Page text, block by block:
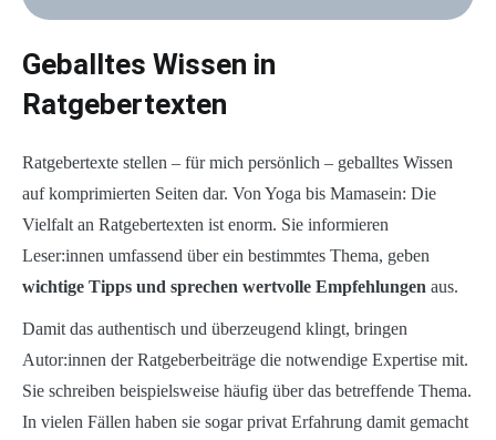
Geballtes Wissen in
Ratgebertexten
Ratgebertexte stellen – für mich persönlich – geballtes Wissen
auf komprimierten Seiten dar. Von Yoga bis Mamasein: Die
Vielfalt an Ratgebertexten ist enorm. Sie informieren
Leser:innen umfassend über ein bestimmtes Thema, geben
wichtige Tipps und sprechen wertvolle Empfehlungen aus.
Damit das authentisch und überzeugend klingt, bringen
Autor:innen der Ratgeberbeiträge die notwendige Expertise mit.
Sie schreiben beispielsweise häufig über das betreffende Thema.
In vielen Fällen haben sie sogar privat Erfahrung damit gemacht